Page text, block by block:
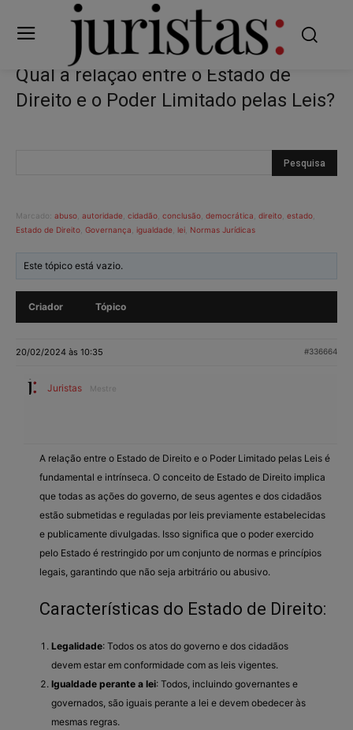
Qual a relação entre o Estado de
Direito e o Poder Limitado pelas Leis?
Marcado: abuso autoridade cidadão conclusão democrática direito estado
Estado de Direito Governança igualdade lei Normas Jurídicas
Este tópico está vazio.
Criador Tópico
20/02/2024 às 10:35 #336664
Juristas Mestre
A relação entre o Estado de Direito e o Poder Limitado pelas Leis é
fundamental e intrínseca. O conceito de Estado de Direito implica
que todas as ações do governo, de seus agentes e dos cidadãos
estão submetidas e reguladas por leis previamente estabelecidas
e publicamente divulgadas. Isso significa que o poder exercido
pelo Estado é restringido por um conjunto de normas e princípios
legais, garantindo que não seja arbitrário ou abusivo.
Características do Estado de Direito:
Legalidade: Todos os atos do governo e dos cidadãos
devem estar em conformidade com as leis vigentes.
Igualdade perante a lei: Todos, incluindo governantes e
governados, são iguais perante a lei e devem obedecer às
mesmas regras.